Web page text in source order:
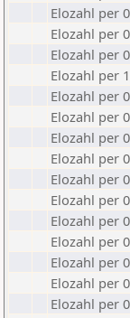
Elozahl per
Elozahl per
Elozahl per
Elozahl per
Elozahl per
Elozahl per
Elozahl per
Elozahl per
Elozahl per
Elozahl per
Elozahl per
Elozahl per
Elozahl per
Elozahl per
Elozahl per